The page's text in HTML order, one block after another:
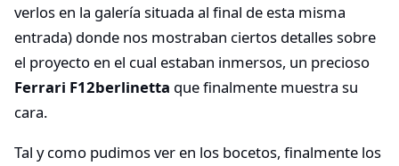
verlos en la galería situada al final de esta misma
entrada) donde nos mostraban ciertos detalles sobre
el proyecto en el cual estaban inmersos, un precioso
Ferrari F12berlinetta que finalmente muestra su
cara.
Tal y como pudimos ver en los bocetos, finalmente los